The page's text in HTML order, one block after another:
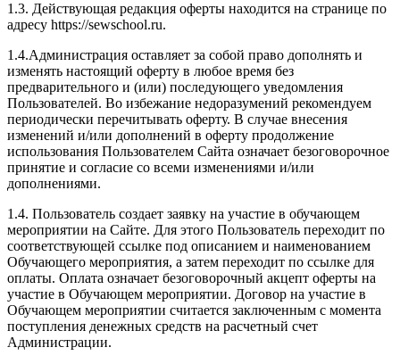
1.3. Действующая редакция оферты находится на странице по
адресу https://sewschool.ru.
1.4.Администрация оставляет за собой право дополнять и
изменять настоящий оферту в любое время без
предварительного и (или) последующего уведомления
Пользователей. Во избежание недоразумений рекомендуем
периодически перечитывать оферту. В случае внесения
изменений и/или дополнений в оферту продолжение
использования Пользователем Сайта означает безоговорочное
принятие и согласие со всеми изменениями и/или
дополнениями.
1.4. Пользователь создает заявку на участие в обучающем
мероприятии на Сайте. Для этого Пользователь переходит по
соответствующей ссылке под описанием и наименованием
Обучающего мероприятия, а затем переходит по ссылке для
оплаты. Оплата означает безоговорочный акцепт оферты на
участие в Обучающем мероприятии. Договор на участие в
Обучающем мероприятии считается заключенным с момента
поступления денежных средств на расчетный счет
Администрации.